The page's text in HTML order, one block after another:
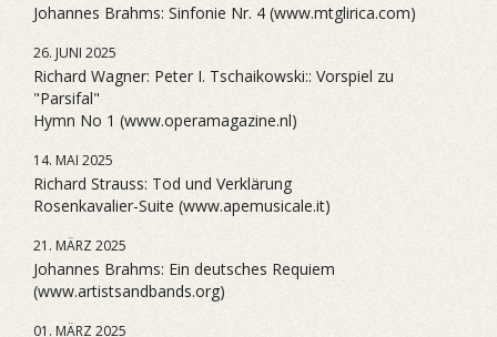
Johannes Brahms: Sinfonie Nr. 4 (www.mtglirica.com)
26. JUNI 2025
Richard Wagner: Peter I. Tschaikowski:: Vorspiel zu
"Parsifal"
Hymn No 1 (www.operamagazine.nl)
14. MAI 2025
Richard Strauss: Tod und Verklärung
Rosenkavalier-Suite (www.apemusicale.it)
21. MÄRZ 2025
Johannes Brahms: Ein deutsches Requiem
(www.artistsandbands.org)
01. MÄRZ 2025